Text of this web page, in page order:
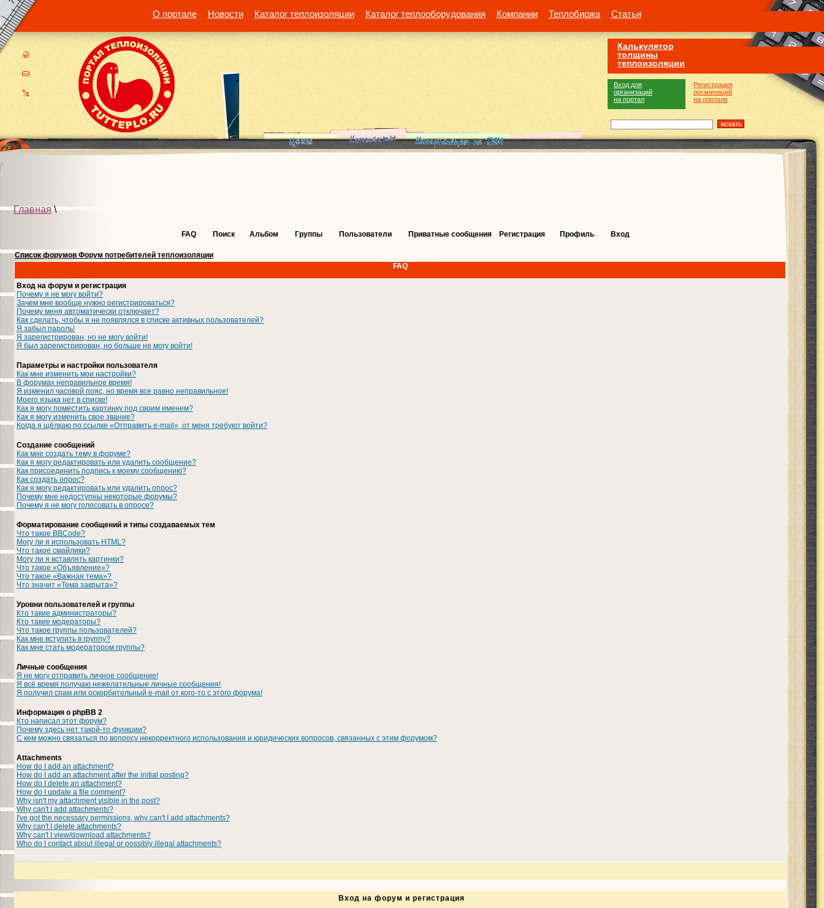
О портале Новости Каталог теплоизоляции Каталог теплооборудования Компании Теплобиржа Статьи
Калькулятор
толщины
теплоизоляции
Регистрация
организаций
на портале
Вход для
организаций
на портал
Главная\
FAQ Поиск Альбом Группы Пользователи Приватные сообщения Регистрация Профиль Вход
Список форумов Форум потребителей теплоизоляции
FAQ
Вход на форум и регистрация
Почему я не могу войти?
Зачем мне вообще нужно регистрироваться?
Почему меня автоматически отключает?
Как сделать, чтобы я не появлялся в списке активных пользователей?
Я забыл пароль!
Я зарегистрирован, но не могу войти!
Я был зарегистрирован, но больше не могу войти!
Параметры и настройки пользователя
Как мне изменить мои настройки?
В форумах неправильное время!
Я изменил часовой пояс, но время все равно неправильное!
Моего языка нет в списке!
Как я могу поместить картинку под своим именем?
Как я могу изменить свое звание?
Когда я щёлкаю по ссылке «Отправить e-mail», от меня требуют войти?
Создание сообщений
Как мне создать тему в форуме?
Как я могу редактировать или удалить сообщение?
Как присоединить подпись к моему сообщению?
Как создать опрос?
Как я могу редактировать или удалить опрос?
Почему мне недоступны некоторые форумы?
Почему я не могу голосовать в опросе?
Форматирование сообщений и типы создаваемых тем
Что такое BBCode?
Могу ли я использовать HTML?
Что такое смайлики?
Могу ли я вставлять картинки?
Что такое «Объявление»?
Что такое «Важная тема»?
Что значит «Тема закрыта»?
Уровни пользователей и группы
Кто такие администраторы?
Кто такие модераторы?
Что такое группы пользователей?
Как мне вступить в группу?
Как мне стать модератором группы?
Личные сообщения
Я не могу отправить личное сообщение!
Я всё время получаю нежелательные личные сообщения!
Я получил спам или оскорбительный e-mail от кого-то с этого форума!
Информация о phpBB 2
Кто написал этот форум?
Почему здесь нет такой-то функции?
С кем можно связаться по вопросу некорректного использования и юридических вопросов, связанных с этим форумом?
Attachments
How do I add an attachment?
How do I add an attachment after the initial posting?
How do I delete an attachment?
How do I update a file comment?
Why isn't my attachment visible in the post?
Why can't I add attachments?
I've got the necessary permissions, why can't I add attachments?
Why can't I delete attachments?
Why can't I view/download attachments?
Who do I contact about illegal or possibly illegal attachments?
Вход на форум и регистрация